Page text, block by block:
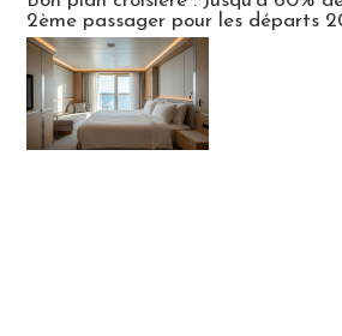
2ème passager pour les départs